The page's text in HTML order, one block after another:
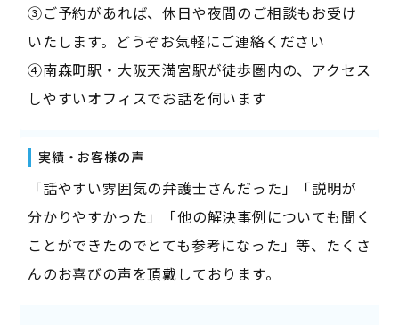
③ご予約があれば、休日や夜間のご相談もお受け
いたします。どうぞお気軽にご連絡ください
④南森町駅・大阪天満宮駅が徒歩圏内の、アクセス
しやすいオフィスでお話を伺います
実績・お客様の声
「話やすい雰囲気の弁護士さんだった」「説明が
分かりやすかった」「他の解決事例についても聞く
ことができたのでとても参考になった」等、たくさ
んのお喜びの声を頂戴しております。